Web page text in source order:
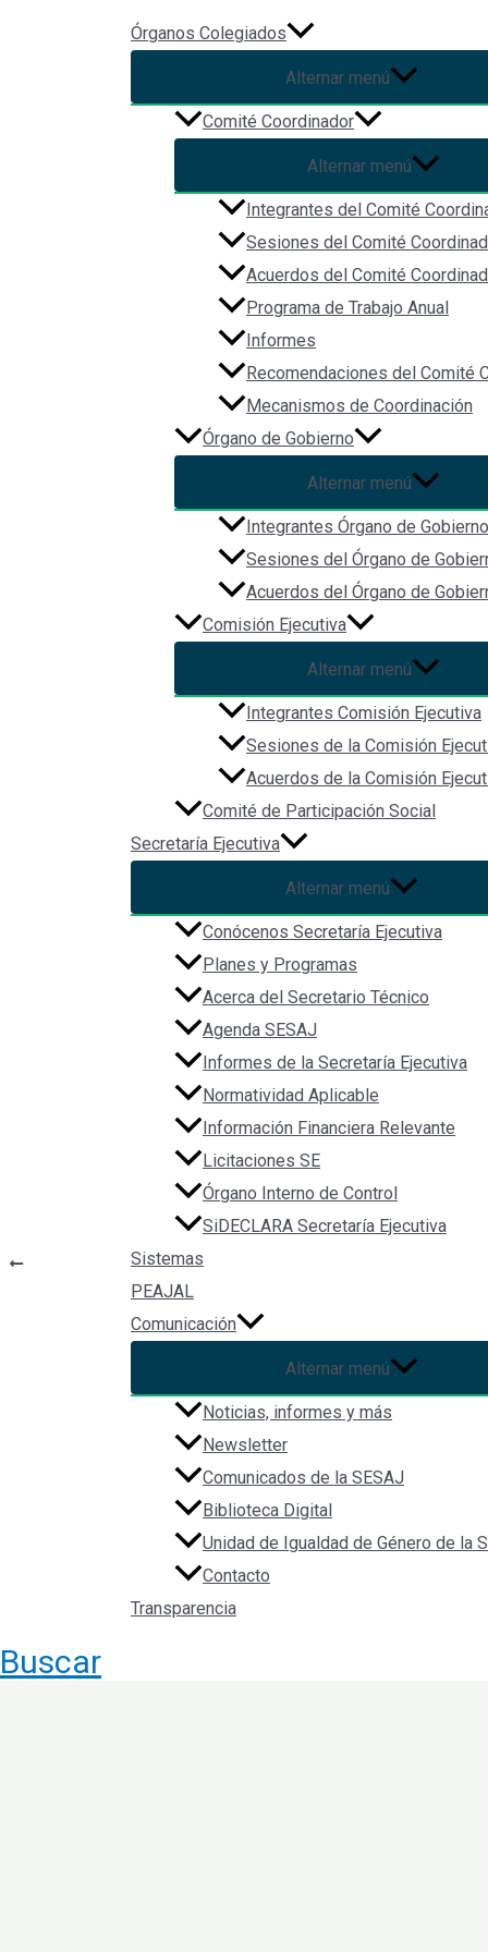
Órganos Colegiados
Alternar menú
Comité Coordinador
Alternar menú
Integrantes del Comité
Sesiones del Comité
Acuerdos del Comité
Programa de Trabajo Anual
Informes
Recomendaciones del Comité
Mecanismos de Coordinación
Órgano de Gobierno
Alternar menú
Integrantes Órgano de Gobierno
Sesiones del Órgano de
Acuerdos del Órgano de
Comisión Ejecutiva
Alternar menú
Integrantes Comisión Ejecutiva
Sesiones de la Comisión
Acuerdos de la Comisión
Comité de Participación Social
Secretaría Ejecutiva
Alternar menú
Conócenos Secretaría Ejecutiva
Planes y Programas
Acerca del Secretario Técnico
Agenda SESAJ
Informes de la Secretaría Ejecutiva
Normatividad Aplicable
Información Financiera Relevante
Licitaciones SE
Órgano Interno de Control
SiDECLARA Secretaría Ejecutiva
Sistemas
PEAJAL
Comunicación
Alternar menú
Noticias, informes y más
Newsletter
Comunicados de la SESAJ
Biblioteca Digital
Unidad de Igualdad de Género de la
Contacto
Transparencia
Buscar
Ley Orgánica de la Fiscalía
Normateca_Estados
ANTERIOR
Constitución Política del Estado de Chiapas